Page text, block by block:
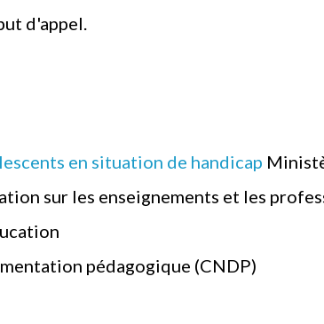
d'appel.
en situation de handicap
sur les enseignements et les
pédagogique (CNDP)